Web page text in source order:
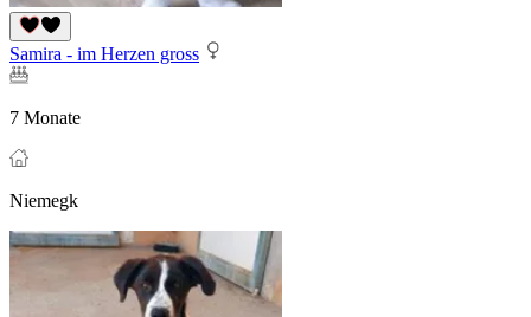
Samira - im Herzen gross
7 Monate
Niemegk